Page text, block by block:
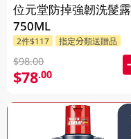
位元堂防掉強韌洗髲露
750ML
2件$117 指定分類送贈品
$98.00
$78.00